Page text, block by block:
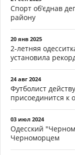
Спорт об’єднав
району
20 янв 2025
2-летняя
установила
24 авг 2024
Футболист
присоединится к
03 июл 2024
Одесский
Черноморцем